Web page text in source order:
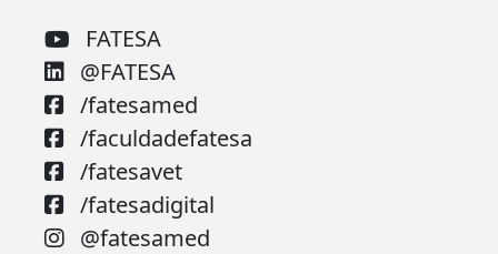
FATESA
@FATESA
/fatesamed
/faculdadefatesa
/fatesavet
/fatesadigital
@fatesamed